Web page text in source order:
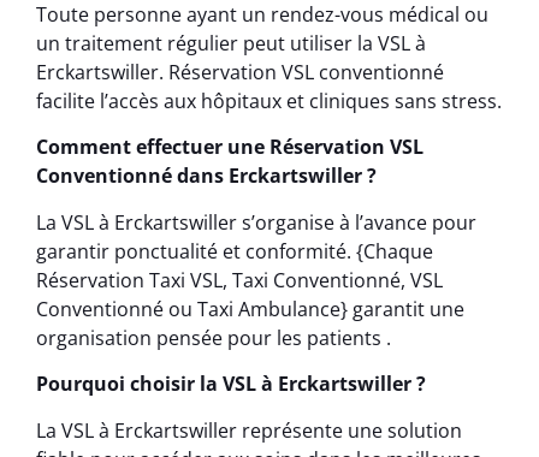
Toute personne ayant un rendez-vous médical ou
un traitement régulier peut utiliser la VSL à
Erckartswiller. Réservation VSL conventionné
facilite l’accès aux hôpitaux et cliniques sans stress.
Comment effectuer une Réservation VSL
Conventionné dans Erckartswiller ?
La VSL à Erckartswiller s’organise à l’avance pour
garantir ponctualité et conformité. {Chaque
Réservation Taxi VSL, Taxi Conventionné, VSL
Conventionné ou Taxi Ambulance} garantit une
organisation pensée pour les patients .
Pourquoi choisir la VSL à Erckartswiller ?
La VSL à Erckartswiller représente une solution